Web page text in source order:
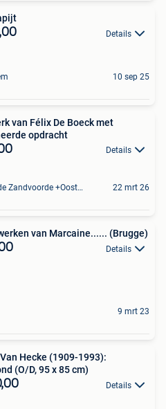
Details
10 sep 25
van Félix De Boeck met
opdracht
Details
Oostende Zandvoorde +Oostende 22 mrt 26
Twee werken van Marcaine...... (Brugge)
Details
9 mrt 23
Hecke (1909-1993):
(O/D, 95 x 85 cm)
Details